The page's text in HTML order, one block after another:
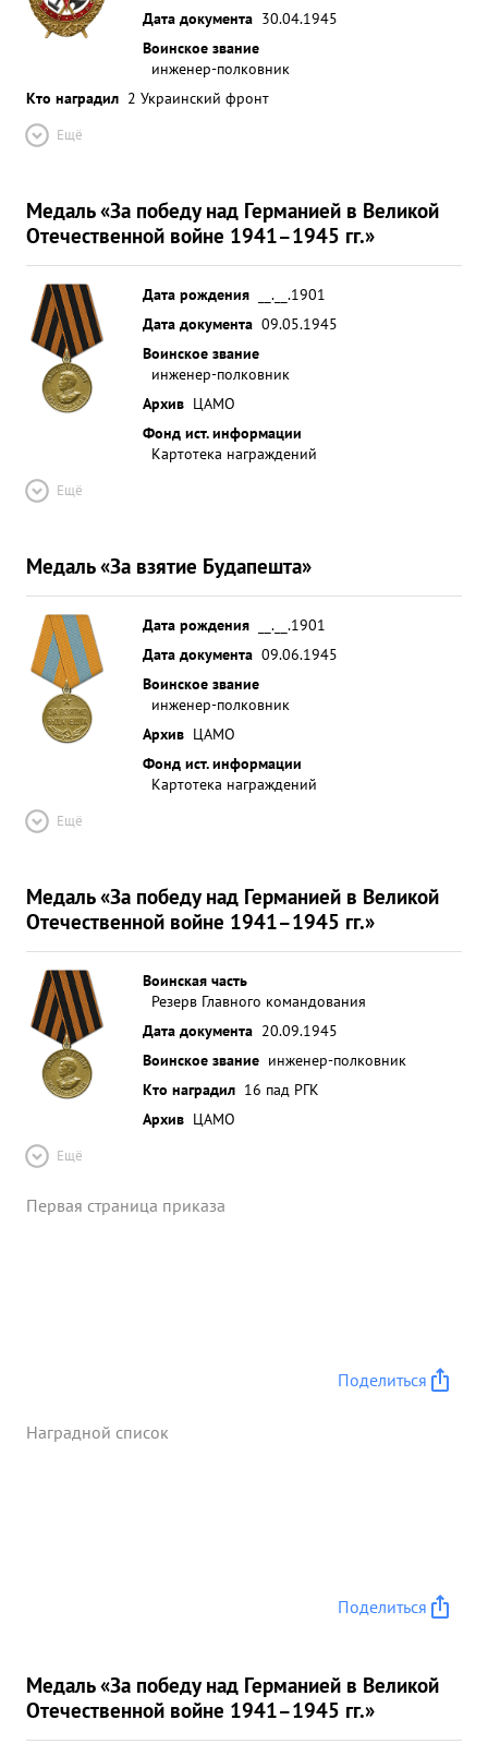
Дата документа 30.04.1945
Воинское звание
инженер-полковник
Кто наградил 2 Украинский фронт
Ещё
Медаль «За победу над Германией в Великой
Отечественной войне 1941–1945 гг.»
Дата рождения
__.__.1901
Дата документа 09.05.1945
Воинское звание
инженер-полковник
Архив ЦАМО
Фонд ист. информации
Картотека награждений
Ещё
Медаль «За взятие Будапешта»
Дата рождения
__.__.1901
Дата документа 09.06.1945
Воинское звание
инженер-полковник
Архив ЦАМО
Фонд ист. информации
Картотека награждений
Ещё
Медаль «За победу над Германией в Великой
Отечественной войне 1941–1945 гг.»
Воинская часть
Резерв Главного командования
Дата документа 20.09.1945
Воинское звание инженер-полковник
Кто наградил 16 пад РГК
Архив ЦАМО
Ещё
Первая страница приказа
Поделиться
Наградной список
Поделиться
Медаль «За победу над Германией в Великой
Отечественной войне 1941–1945 гг.»